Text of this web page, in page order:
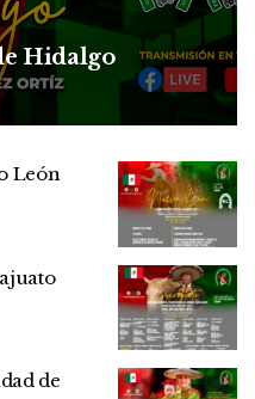
Hidalgo
León
de